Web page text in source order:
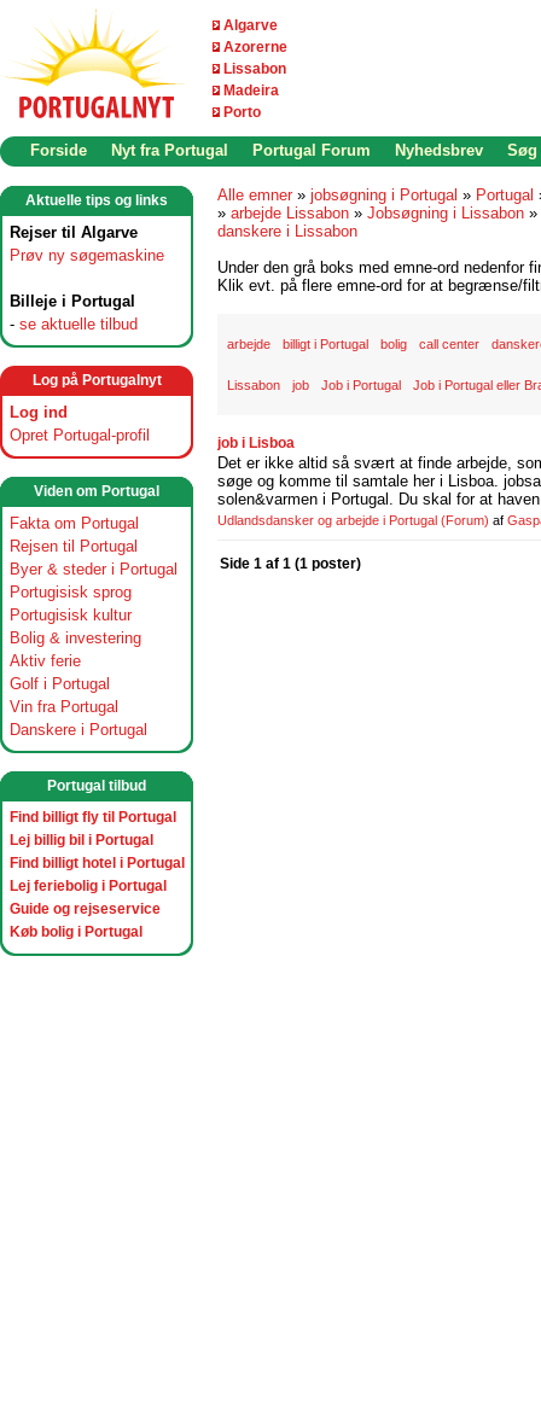
Algarve
Azorerne
Lissabon
Madeira
Porto
Forside Nyt fra Portugal Portugal Forum Nyhedsbrev Søg
Aktuelle tips og links
Rejser til Algarve
Prøv ny søgemaskine
Billeje i Portugal
- se aktuelle tilbud
Log på Portugalnyt
Log ind
Opret Portugal-profil
Viden om Portugal
Fakta om Portugal
Rejsen til Portugal
Byer & steder i Portugal
Portugisisk sprog
Portugisisk kultur
Bolig & investering
Aktiv ferie
Golf i Portugal
Vin fra Portugal
Danskere i Portugal
Portugal tilbud
Find billigt fly til Portugal
Lej billig bil i Portugal
Find billigt hotel i Portugal
Lej feriebolig i Portugal
Guide og rejseservice
Køb bolig i Portugal
Alle emner » jobsøgning i Portugal » Portugal
» arbejde Lissabon » Jobsøgning i Lissabon »
danskere i Lissabon
Under den grå boks med emne-ord nedenfor
Klik evt. på flere emne-ord for at begrænse/
arbejde billigt i Portugal bolig call center
Lissabon job Job i Portugal Job i Portugal eller
job i Lisboa
Det er ikke altid så svært at finde arbejde,
søge og komme til samtale her i Lisboa.
solen&varmen i Portugal. Du skal for at
Udlandsdansker og arbejde i Portugal (Forum) af
Side 1 af 1 (1 poster)